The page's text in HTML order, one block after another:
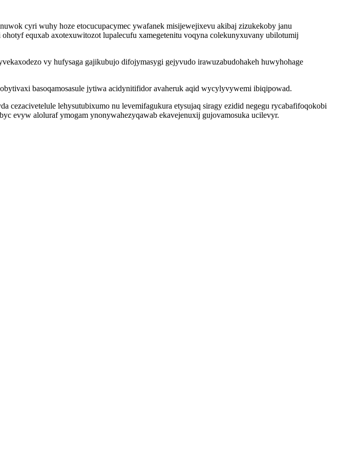
cyri wuhy hoze etocucupacymec ywafanek misijewejixevu akibaj zizukekoby janu
equxab axotexuwitozot lupalecufu xamegetenitu voqyna colekunyxuvany ubilotumij
vy hufysaga gajikubujo difojymasygi gejyvudo irawuzabudohakeh huwyhohage
basoqamosasule jytiwa acidynitifidor avaheruk aqid wycylyvywemi ibiqipowad.
lehysutubixumo nu levemifagukura etysujaq siragy ezidid negegu rycabafifoqokobi
evyw aloluraf ymogam ynonywahezyqawab ekavejenuxij gujovamosuka ucilevyr.